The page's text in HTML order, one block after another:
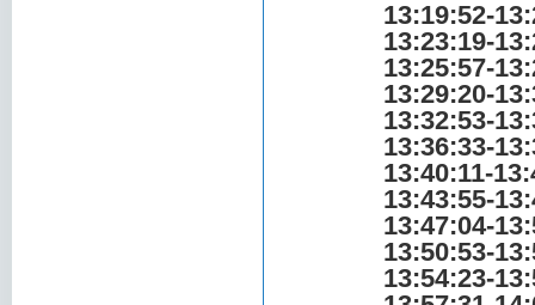
13:19:52-
13:23:19-
13:25:57-
13:29:20-
13:32:53-
13:36:33-
13:40:11-
13:43:55-
13:47:04-
13:50:53-
13:54:23-